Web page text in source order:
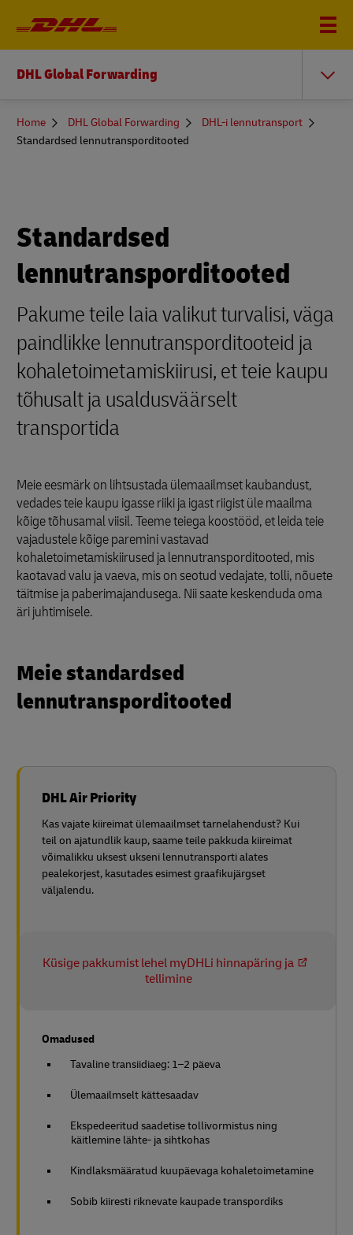
DHL Global Forwarding
You
here
Home DHL Global Forwarding
DHL-i lennutransport
Standardsed lennutransporditooted
Standardsed
lennutransporditooted
Pakume teile laia valikut turvalisi, väga
paindlikke lennutransporditooteid ja
kohaletoimetamiskiirusi, et teie kaupu
tõhusalt ja usaldusväärselt
transportida
Meie eesmärk on lihtsustada ülemaailmset kaubandust,
vedades teie kaupu igasse riiki ja igast riigist üle maailma
kõige tõhusamal viisil. Teeme teiega koostööd, et leida teie
vajadustele kõige paremini vastavad
kohaletoimetamiskiirused ja lennutransporditooted, mis
kaotavad valu ja vaeva, mis on seotud vedajate, tolli, nõuete
täitmise ja paberimajandusega. Nii saate keskenduda oma
äri juhtimisele.
Meie standardsed
lennutransporditooted
DHL Air Priority
Kas vajate kiireimat ülemaailmset tarnelahendust? Kui
teil on ajatundlik kaup, saame teile pakkuda kiireimat
võimalikku uksest ukseni lennutransporti alates
pealekorjest, kasutades esimest graafikujärgset
väljalendu.
Küsige pakkumist lehel myDHLi hinnapäring ja
tellimine
Omadused
Tavaline transiidiaeg: 1–2 päeva
Ülemaailmselt kättesaadav
Ekspedeeritud saadetise tollivormistus ning
käitlemine lähte- ja sihtkohas
Kindlaksmääratud kuupäevaga kohaletoimetamine
Sobib kiiresti riknevate kaupade transpordiks